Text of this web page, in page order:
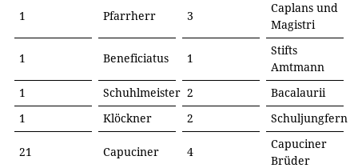
1 Pfarrherr 3
Caplans und
Magistri
1 Beneficiatus 1
Stifts
Amtmann
1
Schuhlmeister 2
Bacalaurii
1
Klöckner 2 Schuljungfern
21 Capuciner 4
Capuciner
Brüder